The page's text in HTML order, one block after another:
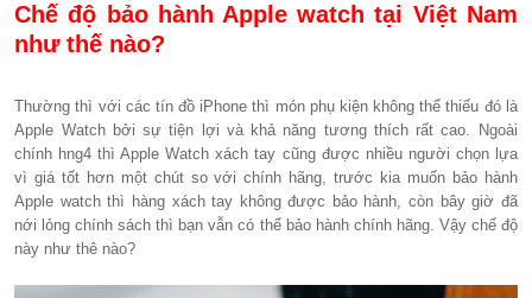
Chế độ bảo hành Apple watch tại Việt Nam
như thế nào?
Thường thì với các tín đồ iPhone thì món phụ kiện không thể thiếu đó là
Apple Watch bởi sự tiện lợi và khả năng tương thích rất cao. Ngoài
chính hng4 thì Apple Watch xách tay cũng được nhiều người chọn lựa
vì giá tốt hơn một chút so với chính hãng, trước kia muốn bảo hành
Apple watch thì hàng xách tay không được bảo hành, còn bây giờ đã
nới lỏng chính sách thì bạn vẫn có thể bảo hành chính hãng. Vậy chế độ
này như thê nào?